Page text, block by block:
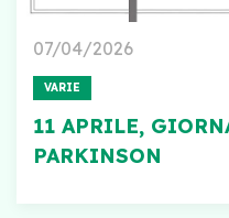
07/04/2026
VARIE
11 APRILE,
PARKINSON